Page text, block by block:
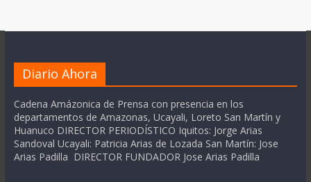
Diario Ahora
Cadena Amázonica de Prensa con presencia en los
departamentos de Amazonas, Ucayali, Loreto San Martín y
Huanuco DIRECTOR PERIODÍSTICO Iquitos: Jorge Arias
Sandoval Ucayali: Patricia Arias de Lozada San Martín: Jose
Arias Padilla DIRECTOR FUNDADOR Jose Arias Padilla